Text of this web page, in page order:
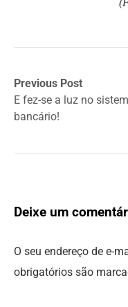
Previous Post
E fez-se a luz no
bancário!
Deixe um
O seu endereço de e-
obrigatórios são